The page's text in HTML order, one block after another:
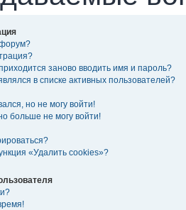
заново вводить имя и пароль?
в списке активных пользователей?
но не могу войти!
больше не могу войти!
«Удалить cookies»?